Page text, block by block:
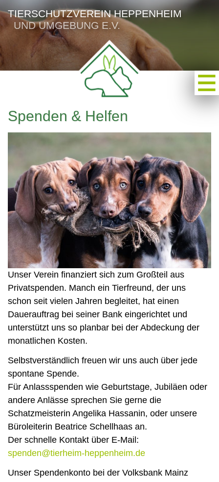
TIERSCHUTZVEREIN HEPPENHEIM
UND UMGEBUNG E.V.
Spenden & Helfen
Unser Verein finanziert sich zum Großteil aus
Privatspenden. Manch ein Tierfreund, der uns
schon seit vielen Jahren begleitet, hat einen
Dauerauftrag bei seiner Bank eingerichtet und
unterstützt uns so planbar bei der Abdeckung der
monatlichen Kosten.
Selbstverständlich freuen wir uns auch über jede
spontane Spende.
Für Anlassspenden wie Geburtstage, Jubiläen oder
andere Anlässe sprechen Sie gerne die
Schatzmeisterin Angelika Hassanin, oder unsere
Büroleiterin Beatrice Schellhaas an.
Der schnelle Kontakt über E-Mail:
spenden@tierheim-heppenheim.de
Unser Spendenkonto bei der Volksbank Mainz